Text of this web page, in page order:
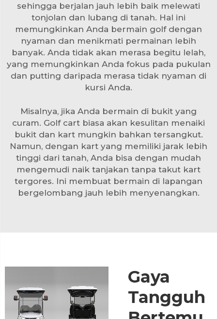
sehingga berjalan jauh lebih baik melewati
tonjolan dan lubang di tanah. Hal ini
memungkinkan Anda bermain golf dengan
nyaman dan menikmati permainan lebih
banyak. Anda tidak akan merasa begitu lelah,
yang memungkinkan Anda fokus pada pukulan
dan putting daripada merasa tidak nyaman di
kursi Anda.
Misalnya, jika Anda bermain di bukit yang
curam. Golf cart biasa akan kesulitan menaiki
bukit dan kart mungkin bahkan tersangkut.
Namun, dengan kart yang memiliki jarak lebih
tinggi dari tanah, Anda bisa dengan mudah
mengemudi naik tanjakan tanpa takut kart
tergores. Ini membuat bermain di lapangan
bergelombang jauh lebih menyenangkan.
Gaya
Tangguh